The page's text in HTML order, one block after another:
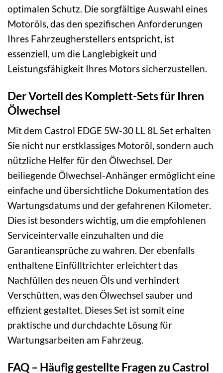
optimalen Schutz. Die sorgfältige Auswahl eines
Motoröls, das den spezifischen Anforderungen
Ihres Fahrzeugherstellers entspricht, ist
essenziell, um die Langlebigkeit und
Leistungsfähigkeit Ihres Motors sicherzustellen.
Der Vorteil des Komplett-Sets für Ihren
Ölwechsel
Mit dem Castrol EDGE 5W-30 LL 8L Set erhalten
Sie nicht nur erstklassiges Motoröl, sondern auch
nützliche Helfer für den Ölwechsel. Der
beiliegende Ölwechsel-Anhänger ermöglicht eine
einfache und übersichtliche Dokumentation des
Wartungsdatums und der gefahrenen Kilometer.
Dies ist besonders wichtig, um die empfohlenen
Serviceintervalle einzuhalten und die
Garantieansprüche zu wahren. Der ebenfalls
enthaltene Einfülltrichter erleichtert das
Nachfüllen des neuen Öls und verhindert
Verschütten, was den Ölwechsel sauber und
effizient gestaltet. Dieses Set ist somit eine
praktische und durchdachte Lösung für
Wartungsarbeiten am Fahrzeug.
FAQ – Häufig gestellte Fragen zu Castrol